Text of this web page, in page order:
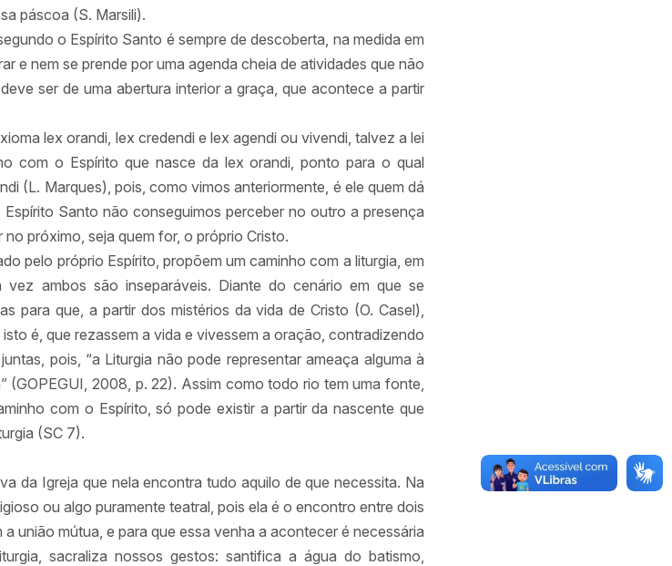
páscoa (S. Marsili).
o Espírito Santo é sempre de descoberta, na medida em
e nem se prende por uma agenda cheia de atividades que não
ser de uma abertura interior a graça, que acontece a partir
lex orandi, lex credendi e lex agendi ou vivendi, talvez a lei
com o Espírito que nasce da lex orandi, ponto para o qual
(L. Marques), pois, como vimos anteriormente, é ele quem dá
Santo não conseguimos perceber no outro a presença
próximo, seja quem for, o próprio Cristo.
pelo próprio Espírito, propõem um caminho com a liturgia, em
ambos são inseparáveis. Diante do cenário em que se
para que, a partir dos mistérios da vida de Cristo (O. Casel),
é, que rezassem a vida e vivessem a oração, contradizendo
pois, “a Liturgia não pode representar ameaça alguma à
(GOPEGUI, 2008, p. 22). Assim como todo rio tem uma fonte,
com o Espírito, só pode existir a partir da nascente que
(SC 7).
da Igreja que nela encontra tudo aquilo de que necessita. Na
ou algo puramente teatral, pois ela é o encontro entre dois
união mútua, e para que essa venha a acontecer é necessária
sacraliza nossos gestos: santifica a água do batismo,